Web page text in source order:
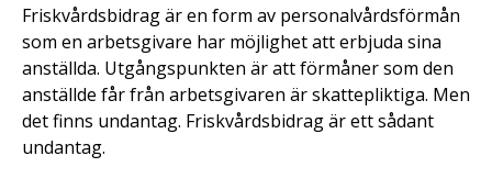
Friskvårdsbidrag är en form av personalvårdsförmån
som en arbetsgivare har möjlighet att erbjuda sina
anställda. Utgångspunkten är att förmåner som den
anställde får från arbetsgivaren är skattepliktiga. Men
det finns undantag. Friskvårdsbidrag är ett sådant
undantag.